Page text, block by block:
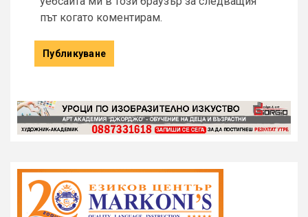
път когато коментирам.